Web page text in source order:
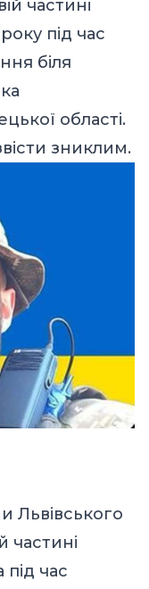
частині
під час
біля
області.
зниклим.
Львівського
частині
час